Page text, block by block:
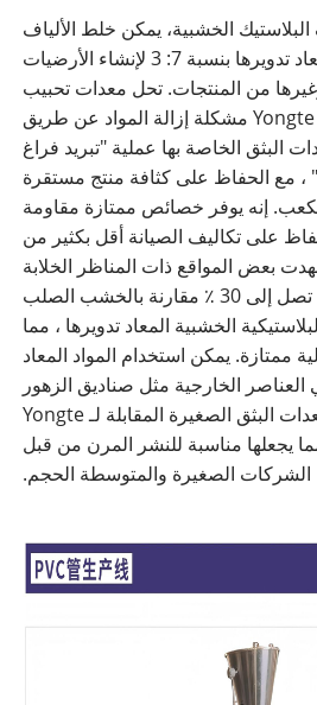
الخشبية، يمكن خلط الألياف
البلاستيكية والخشب المعاد تدويرها بنسبة 7: 3 لإنشاء الأرضيات
من المنتجات. تحل معدات تحبيب
البلاستيك الخشبية في Yongte مشكلة إزالة المواد عن طريق
البثق الخاصة بها عملية "تبريد فراغ
، مع الحفاظ على كثافة منتج مستقرة
سم مكعب. إنه يوفر خصائص ممتازة مقاومة
على تكاليف الصيانة أقل بكثير من
بعض المواقع ذات المناظر الخلابة
انخفاض تكاليف بنسبة تصل إلى 30 ٪ مقارنة بالخشب الصلب
الخشبية المعاد تدويرها ، مما
ممتازة. يمكن استخدام المواد المعاد
الخارجية مثل صناديق الزهور
وعلب القمامة. تتميز معدات البثق الصغيرة المقابلة لـ Yongte
يجعلها مناسبة للنشر المرن من قبل
الشركات الصغيرة والمتوسطة الحجم.